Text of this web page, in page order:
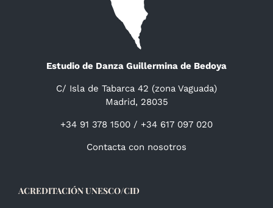
Estudio de Danza Guillermina de Bedoya
C/ Isla de Tabarca 42 (zona Vaguada)
Madrid, 28035
+34 91 378 1500 / +34 617 097 020
Contacta con nosotros
ACREDITACIÓN UNESCO/CID